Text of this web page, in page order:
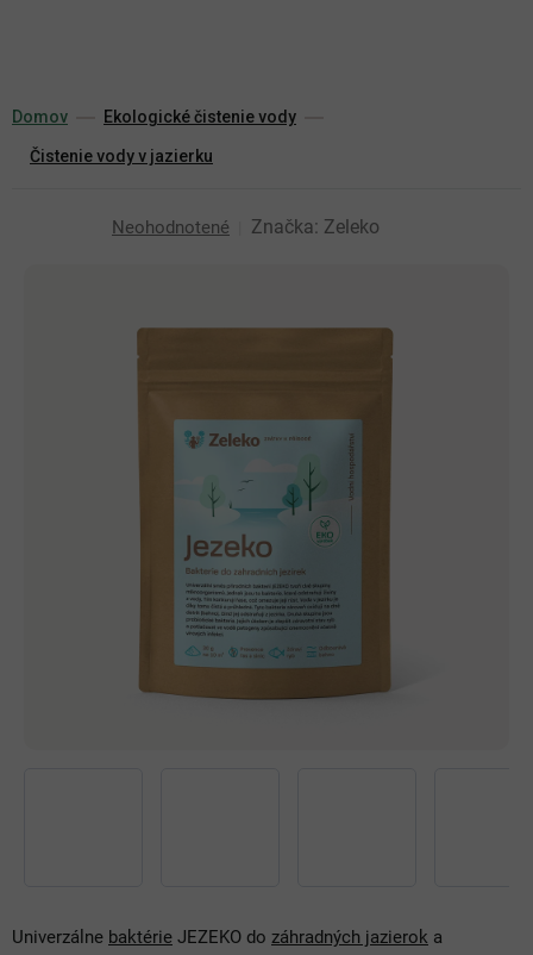
Domov Ekologické čistenie vody
Čistenie vody v jazierku
Neohodnotené Značka: Zeleko
Univerzálne baktérie JEZEKO do záhradných jazierok a